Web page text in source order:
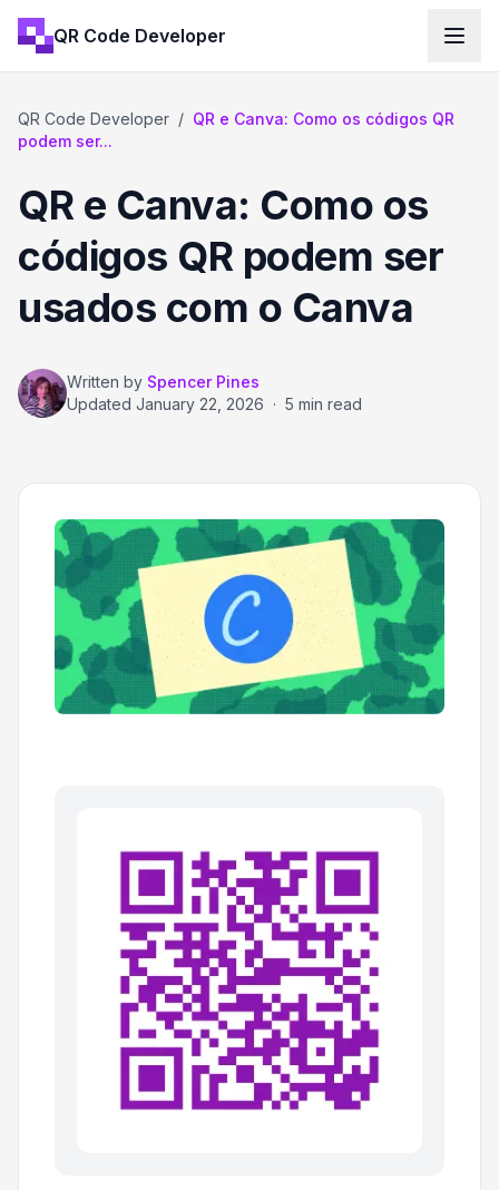
QR Code Developer
QR Code Developer / QR e Canva: Como os códigos QR
podem ser...
QR e Canva: Como os
códigos QR podem ser
usados com o Canva
Written by Spencer Pines
Updated January 22, 2026 · 5 min read